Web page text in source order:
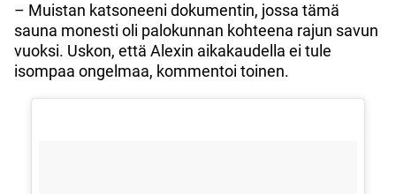
– Muistan katsoneeni dokumentin, jossa tämä
sauna monesti oli palokunnan kohteena rajun savun
vuoksi. Uskon, että Alexin aikakaudella ei tule
isompaa ongelmaa, kommentoi toinen.